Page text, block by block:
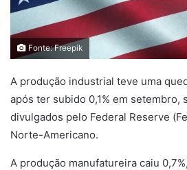
Fonte: Freepik
A produção industrial teve uma
após ter subido 0,1% em setembro,
divulgados pelo Federal Reserve
Norte-Americano.
A produção manufatureira caiu